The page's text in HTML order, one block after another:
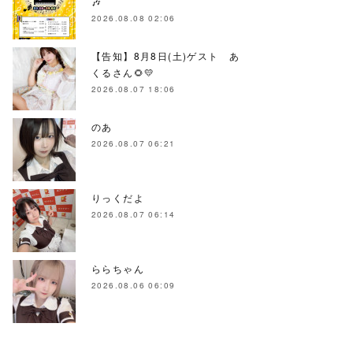
2026.08.08 02:06
【告知】8月8日(土)ゲスト あ
くるさん🌻💛
2026.08.07 18:06
のあ
2026.08.07 06:21
りっくだよ
2026.08.07 06:14
ららちゃん
2026.08.06 06:09